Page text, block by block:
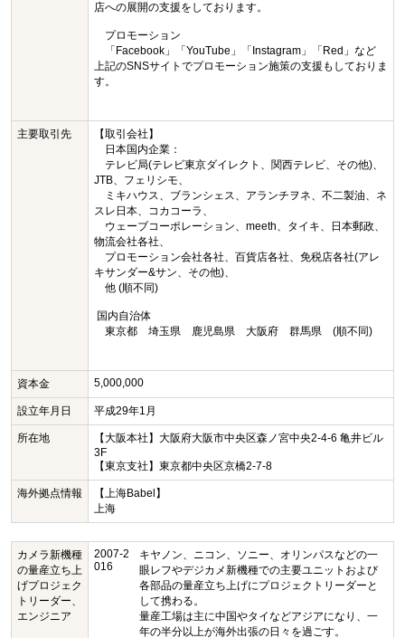
店への展開の支援をしております。
プロモーション
「Facebook」「YouTube」「Instagram」「Red」など
上記のSNSサイトでプロモーション施策の支援もしておりま
す。
主要取引先
【取引会社】
日本国内企業：
テレビ局(テレビ東京ダイレクト、関西テレビ、その他)、
JTB、フェリシモ、
ミキハウス、ブランシェス、アランチヲネ、不二製油、ネ
スレ日本、コカコーラ、
ウェーブコーポレーション、meeth、タイキ、日本郵政、
物流会社各社、
プロモーション会社各社、百貨店各社、免税店各社(アレ
キサンダー&サン、その他)、
他 (順不同)
国内自治体
東京都 埼玉県 鹿児島県 大阪府 群馬県 (順不同)
資本金 5,000,000
設立年月日 平成29年1月
所在地
【大阪本社】大阪府大阪市中央区森ノ宮中央2-4-6 亀井ビル
3F
【東京支社】東京都中央区京橋2-7-8
海外拠点情報
【上海Babel】
上海
カメラ新機種
の量産立ち上
げプロジェク
トリーダー、
エンジニア
2007-2
016
キヤノン、ニコン、ソニー、オリンパスなどの一
眼レフやデジカメ新機種での主要ユニットおよび
各部品の量産立ち上げにプロジェクトリーダーと
して携わる。
量産工場は主に中国やタイなどアジアになり、一
年の半分以上が海外出張の日々を過ごす。